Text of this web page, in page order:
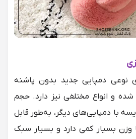
نوعی دمپاییجدید بدون پاشنه
و انواع مختلفی نیز دارد. حجم
با دمپایی‌های دیگر، به‌طور قابل
وزن بسیار کمی دارد و بسیار سبک